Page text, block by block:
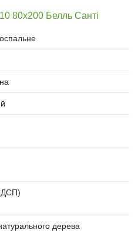
80x200 Белль Санті
дерева